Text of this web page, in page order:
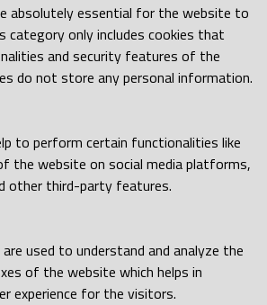
absolutely essential for the website to
category only includes cookies that
and security features of the
do not store any personal information.
to perform certain functionalities like
the website on social media platforms,
other third-party features.
used to understand and analyze the
of the website which helps in
experience for the visitors.